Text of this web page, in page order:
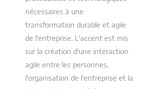
nécessaires à une
transformation durable et agile
de l'entreprise. L'accent est mis
sur la création d'une interaction
agile entre les personnes,
l'organisation de l'entreprise et la